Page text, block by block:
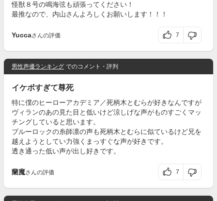
怪獣８号の鳴海弦も頑張ってください！
最推なので、内山さんよろしくお願いします！！！
Yuccaさんの評価 7
男性声優ランキング でのコメント・評判
イケボすぎて尊死
特に僕のヒーローアカデミア／死柄木とむらが好きなんですが
ヴィランのあの見た目と低いけど涼しげな声がものすごくマッ
チングしていると思います。
ブルーロックの糸師凛の声も死柄木とむらに似ているけど兄を
越えようとしてい力強くまっすぐな声が好きです。
透き通った低い声が出し好きです。
蘭魔さんの評価 7